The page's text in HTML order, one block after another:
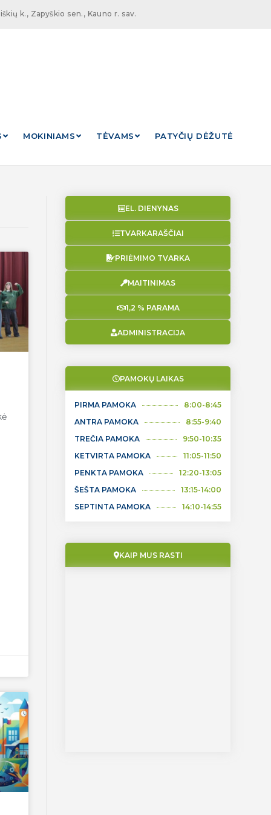
k., Zapyškio sen., Kauno r. sav.
MOKINIAMS TĖVAMS PATYČIŲ DĖŽUTĖ
EL. DIENYNAS
TVARKARAŠČIAI
PRIĖMIMO TVARKA
MAITINIMAS
1,2 % PARAMA
ADMINISTRACIJA
PAMOKŲ LAIKAS
PIRMA PAMOKA
8:00-8:45
ANTRA PAMOKA
8:55-9:40
TREČIA PAMOKA
9:50-10:35
KETVIRTA PAMOKA
11:05-11:50
PENKTA PAMOKA
12:20-13:05
ŠEŠTA PAMOKA
13:15-14:00
SEPTINTA PAMOKA
14:10-14:55
KAIP MUS RASTI